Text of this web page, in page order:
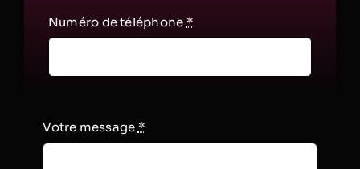
Numéro de téléphone *
Votre message *